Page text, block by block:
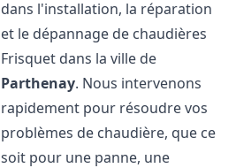
dans l'installation, la réparation
et le dépannage de chaudières
Frisquet dans la ville de
Parthenay. Nous intervenons
rapidement pour résoudre vos
problèmes de chaudière, que ce
soit pour une panne, une